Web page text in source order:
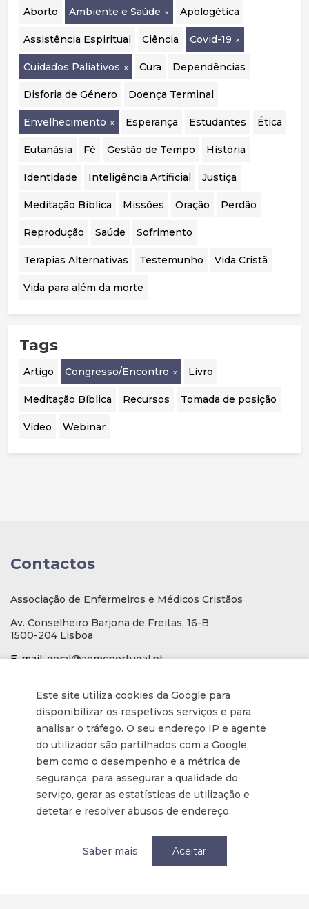
Este site utiliza cookies da Google para
disponibilizar os respetivos serviços e para
analisar o tráfego. O seu endereço IP e agente
do utilizador são partilhados com a Google,
bem como o desempenho e a métrica de
segurança, para assegurar a qualidade do
serviço, gerar as estatísticas de utilização e
detetar e resolver abusos de endereço.
Saber mais Aceitar
o acompanhamento psicológico. Por fim,
considera essencial realizar uma auditoria
avaliar a segurança, eficácia e qualidade das
intervenções realizadas.
Aborto Ambiente e Saúde Apologética
Assistência Espiritual Ciência Covid-19
Cuidados Paliativos Cura Dependências
Disforia de Género Doença Terminal
Envelhecimento Esperança Estudantes Ética
Eutanásia Fé Gestão de Tempo História
Identidade Inteligência Artificial Justiça
Meditação Bíblica Missões Oração Perdão
Reprodução Saúde Sofrimento
Terapias Alternativas Testemunho Vida Cristã
Vida para além da morte
Tags
Artigo Congresso/Encontro Livro
Meditação Bíblica Recursos Tomada de posição
Vídeo Webinar
Contactos
Associação de Enfermeiros e Médicos Cristãos
Av. Conselheiro Barjona de Freitas, 16-B
1500-204 Lisboa
E-mail: geral@aemcportugal.pt
(Chamada para a rede fixa nacional)
592006107
Informações
Inscrição na Newsletter